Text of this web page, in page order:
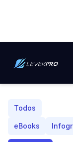
Todos
eBooks